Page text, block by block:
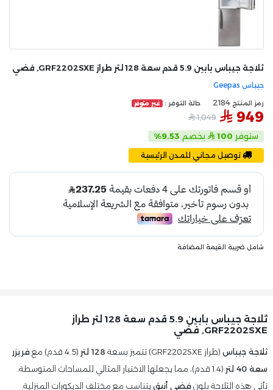
جيباس Geepas
ثلاجة جيباس بابين 5.9 قدم سعة 128 لتر طراز GRF2202SXE, فضي
رمز المنتج 2184 حالة التوفر : غير متوفر
949
1,049
ستوفر 100 بخصم 9.53%
توصيل مجاني للمدن الرئيسية
شامل ضريبة القيمة المضافة
ثلاجة جيباس بابين 5.9 قدم سعة 128 لتر طراز
GRF2202SXE, فضي
ثلاجة جيباس (طراز GRF2202SXE) تتميز بسعة 128 لتر (4.5 قدم) مع
فريزر
سعة 40 لتر
(1.4 قدم)، مما يجعلها الاختيار المثالي للمساحات المتوسطة.
تأتي هذه الثلاجة بلون فضي أنيق يتناسب مع مختلف الديكورات المنزلية.